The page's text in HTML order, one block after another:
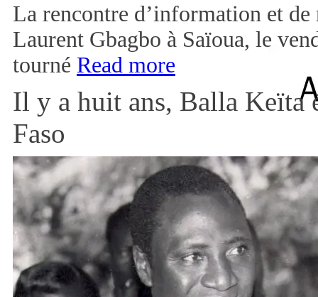
La rencontre d’information et
Laurent Gbagbo à Saïoua, le
tourné Read more
Il y a huit ans, Balla Keïta
Faso